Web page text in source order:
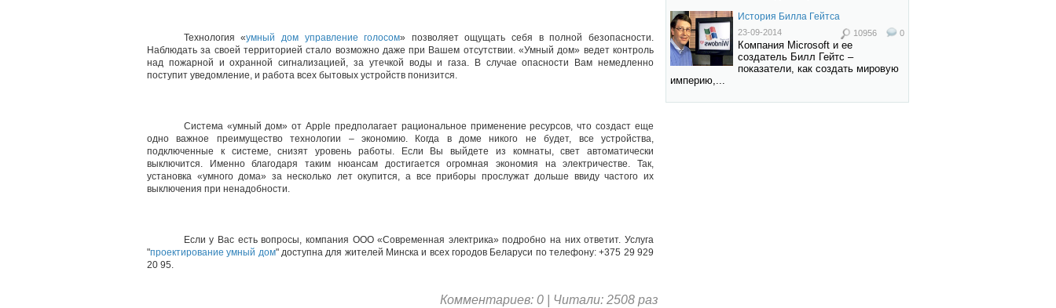
Технология «умный дом управление голосом» позволяет ощущать себя в полной безопасности.
Наблюдать за своей территорией стало возможно даже при Вашем отсутствии. «Умный дом» ведет контроль
над пожарной и охранной сигнализацией, за утечкой воды и газа. В случае опасности Вам немедленно
поступит уведомление, и работа всех бытовых устройств понизится.
Система «умный дом» от Apple предполагает рациональное применение ресурсов, что создаст еще
одно важное преимущество технологии – экономию. Когда в доме никого не будет, все устройства,
подключенные к системе, снизят уровень работы. Если Вы выйдете из комнаты, свет автоматически
выключится. Именно благодаря таким нюансам достигается огромная экономия на электричестве. Так,
установка «умного дома» за несколько лет окупится, а все приборы прослужат дольше ввиду частого их
выключения при ненадобности.
Если у Вас есть вопросы, компания ООО «Современная электрика» подробно на них ответит. Услуга
"проектирование умный дом" доступна для жителей Минска и всех городов Беларуси по телефону: +375 29 929
20 95.
Комментариев: 0 | Читали: 2508 раз
История Билла Гейтса
23-09-2014 10956 0
Компания Microsoft и ее
создатель Билл Гейтс –
показатели, как создать мировую
империю,...